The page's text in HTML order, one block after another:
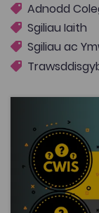
Adnodd
Sgiliau Iaith
Sgiliau ac
Prentis-iaith:
Dyddiad
Prentis-
17.8K
Dwyieithog
Tagiau